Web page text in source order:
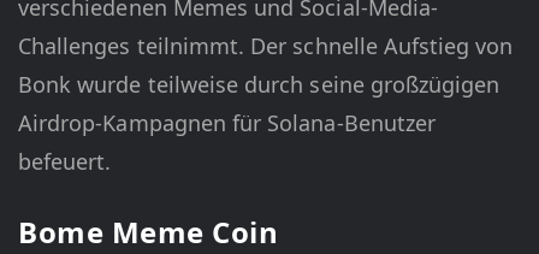
verschiedenen Memes und Social-Media-
Challenges teilnimmt. Der schnelle Aufstieg von
Bonk wurde teilweise durch seine großzügigen
Airdrop-Kampagnen für Solana-Benutzer
befeuert.
Bome Meme Coin